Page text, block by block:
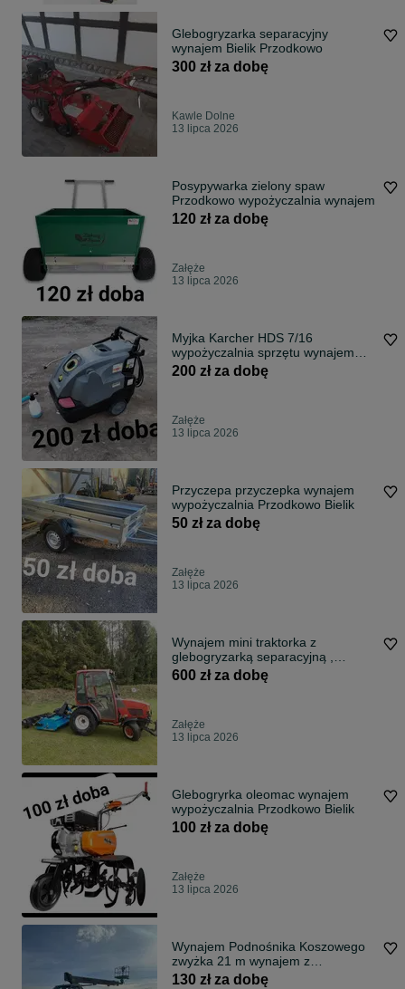
Glebogryzarka separacyjny
wynajem Bielik Przodkowo
300 zł za dobę
Kawle Dolne
13 lipca 2026
Posypywarka zielony spaw
Przodkowo wypożyczalnia wynajem
120 zł za dobę
Załęże
13 lipca 2026
Myjka Karcher HDS 7/16
wypożyczalnia sprzętu wynajem
myjka
200 zł za dobę
Załęże
13 lipca 2026
Przyczepa przyczepka wynajem
wypożyczalnia Przodkowo Bielik
50 zł za dobę
Załęże
13 lipca 2026
Wynajem mini traktorka z
glebogryzarką separacyjną ,
glebogryzarka separacyjna
600 zł za dobę
Załęże
13 lipca 2026
Glebogryrka oleomac wynajem
wypożyczalnia Przodkowo Bielik
100 zł za dobę
Załęże
13 lipca 2026
Wynajem Podnośnika Koszowego
zwyżka 21 m wynajem z
operatorem 130 zł/h
130 zł za dobę